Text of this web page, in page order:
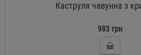
Каструля чавунна з
983 грн